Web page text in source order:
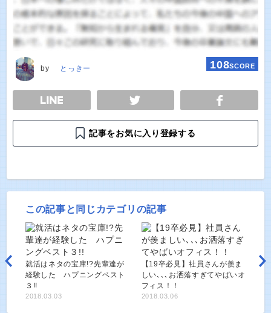
by とっきー 108SCORE
TWEET
記事をお気に入り登録する
この記事と同じカテゴリの記事
就活はネタの宝庫!?先輩達が
経験した ハプニングベスト
３!!
2018.03.03
【19卒必見】社員さんが羨ま
しい､､､お洒落すぎてやばいオ
フィス！！
2018.03.06